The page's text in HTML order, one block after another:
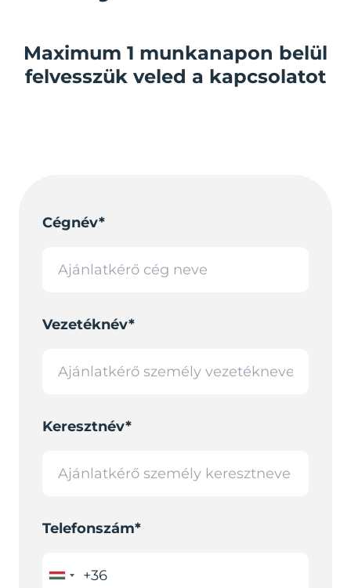
Maximum 1 munkanapon belül
felvesszük veled a kapcsolatot
Cégnév*
Vezetéknév*
Keresztnév*
Telefonszám*